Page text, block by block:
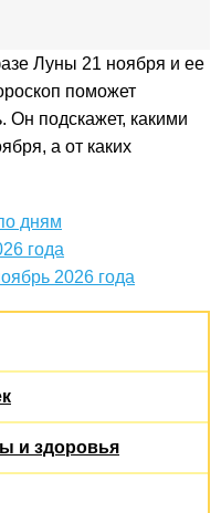
Луны 21 ноября и ее
поможет
Он подскажет, какими
а от каких
дням
года
2026 года
и здоровья